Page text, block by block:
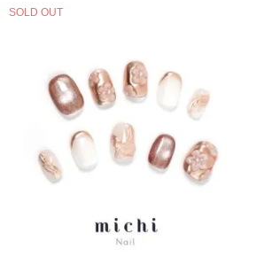
SOLD OUT